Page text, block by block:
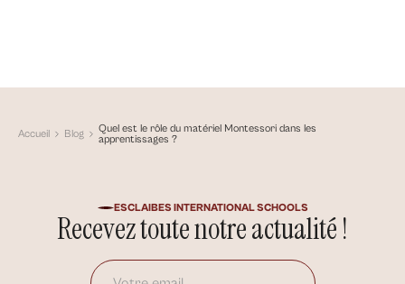
Accueil Blog
Quel est le rôle du matériel Montessori dans les
apprentissages ?
ESCLAIBES INTERNATIONAL SCHOOLS
Recevez toute notre actualité !